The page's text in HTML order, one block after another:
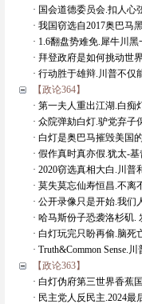
· 国会道德委员会.扣人心
· 我国窃选自2017奥巴马
· 1.6翻盘势难免.犀牛川黑
· 拜登政府是如何挑动世
· 行动胜于雄辩.川普不仅
【政论364】
· 第一夫人重出江湖.白痴
· 众院弹劾白灯.驴党弃子
· 白灯是奥巴马摧毁美国
· 假作真时真亦假.犹太-基
· 2020窃选真相大白.川普
· 莫失莫忘仙寿恒昌.不离
· 公开录像只是开始.我们
· 哈马斯份子恐袭洛杉矶.
· 白灯玩完只盼再偷.脑死
· Truth&Common Sense.川
【政论363】
· 白灯伪府第三世界香蕉
· 民主党人反民主.2024最